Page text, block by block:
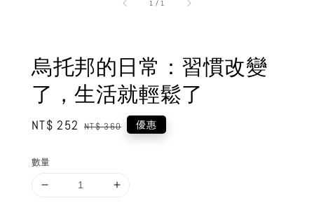
1 / 1
烏托邦的日常：習慣改變
了，生活就輕鬆了
Sale
NT$ 252 Regular
NT$ 360 優惠
數量